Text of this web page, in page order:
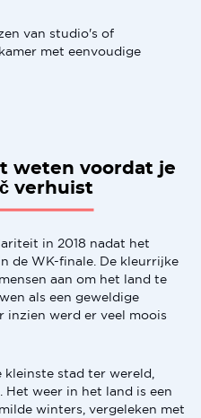
van studio's of
met eenvoudige
weten voordat je
verhuist
in 2018 nadat het
de WK-finale. De kleurrijke
aan om het land te
als een geweldige
inzien werd er veel moois
stad ter wereld,
Het weer in het land is een
winters, vergeleken met